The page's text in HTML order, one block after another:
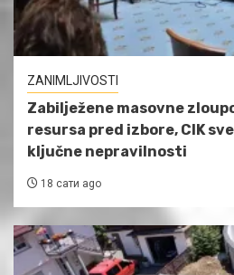
ZANIMLJIVOSTI
Zabilježene masovne
resursa pred izbore, CIK
ključne nepravilnosti
18 сати ago